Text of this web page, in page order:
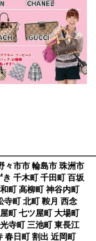
々市市 輪島市 珠洲市
千木町 千田町 百坂
町 高柳町 神谷内町
寺町 北町 鞍月 西念
町 七ツ屋町 大場町
寺町 三池町 東長江
春日町 割出 近岡町